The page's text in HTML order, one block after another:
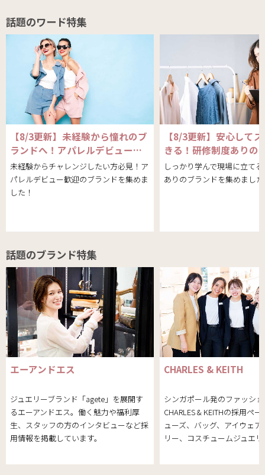
話題のワード特集
【8/3更新】未経験から憧れのブ
ランドへ！アパレルデビュー…
未経験からチャレンジしたい方必見！ア
パレルデビュー歓迎のブランドを集めま
した！
【8/3更新】安心して
きる！研修制度ありの
しっかり学んで現場に立て
ありのブランドを集めまし
話題のブランド特集
エーアンドエス
ジュエリーブランド「agete」を展開す
るエーアンドエス。働く魅力や福利厚
生、スタッフの方のインタビューなど採
用情報を掲載しています。
CHARLES & KEITH
シンガポール発のファッシ
CHARLES & KEITHの採用ペ
ューズ、バッグ、アイウェア
リー、コスチュームジュエ